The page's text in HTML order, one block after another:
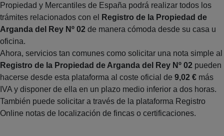
Propiedad y Mercantiles de España podrá realizar todos los
trámites relacionados con el
Registro de la Propiedad de
Arganda del Rey Nº 02 de manera cómoda desde su casa u
oficina.
Ahora, servicios tan comunes como solicitar una nota simple al
Registro de la Propiedad de Arganda del Rey Nº 02 pueden
hacerse desde esta plataforma al coste oficial de 9,02 € más
IVA y disponer de ella en un plazo medio inferior a dos horas.
También puede solicitar a través de la plataforma Registro
Online notas de localización de fincas o certificaciones.